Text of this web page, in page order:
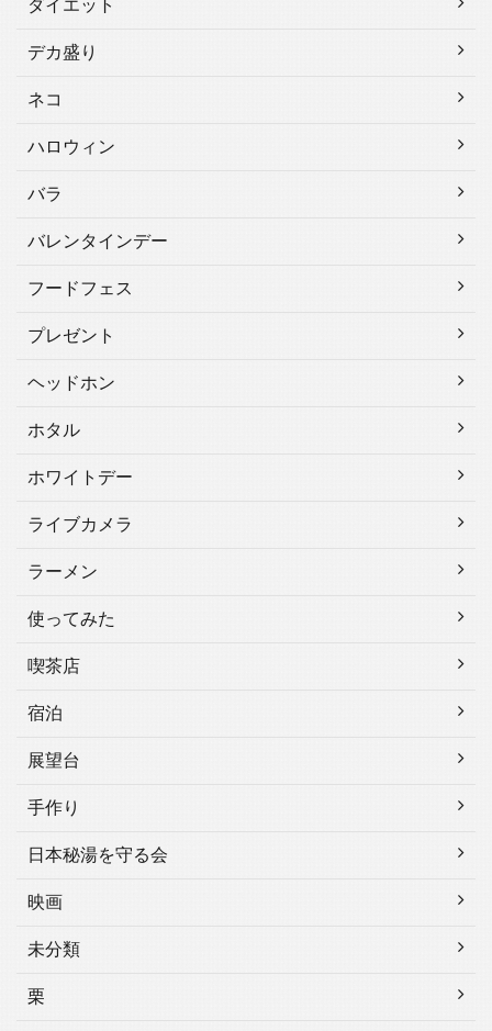
ダイエット
デカ盛り
ネコ
ハロウィン
バラ
バレンタインデー
フードフェス
プレゼント
ヘッドホン
ホタル
ホワイトデー
ライブカメラ
ラーメン
使ってみた
喫茶店
宿泊
展望台
手作り
日本秘湯を守る会
映画
未分類
栗